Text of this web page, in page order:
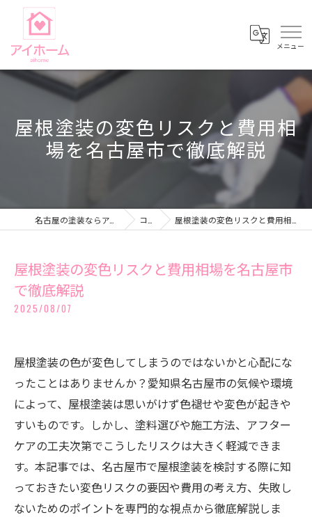
屋根塗装の変色リスクと費用相
場を名古屋市で徹底解説
コラム 屋根塗装の変色リスクと費用相場を名古屋市で徹底解説
屋根塗装の変色リスクと費用相場を名古屋市
で徹底解説
2025/08/07
屋根塗装の色が変色してしまうのではないかと心配にな
ったことはありませんか？愛知県名古屋市の気候や環境
によって、屋根塗装は思いがけず色褪せや変色が起きや
すいものです。しかし、塗料選びや施工方法、アフター
ケアの工夫次第でこうしたリスクは大きく軽減できま
す。本記事では、名古屋市で屋根塗装を検討する際に知
っておきたい変色リスクの要因や費用の考え方、失敗し
ないためのポイントを専門的な視点から徹底解説しま